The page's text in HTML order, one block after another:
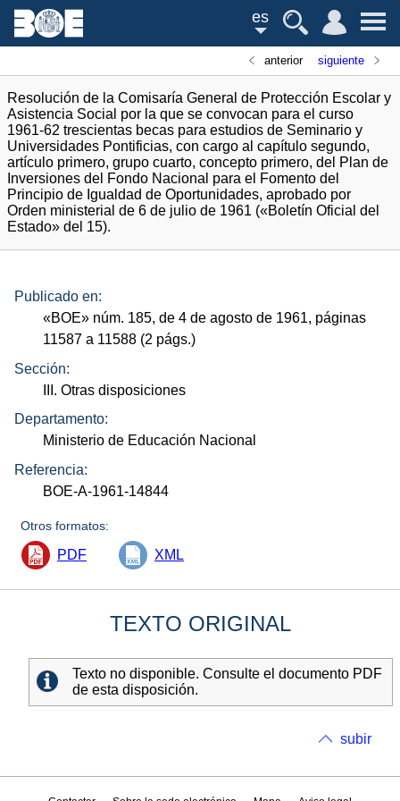
es
anterior siguiente
Resolución de la Comisaría General de Protección Escolar y
Asistencia Social por la que se convocan para el curso
1961-62 trescientas becas para estudios de Seminario y
Universidades Pontificias, con cargo al capítulo segundo,
artículo primero, grupo cuarto, concepto primero, del Plan de
Inversiones del Fondo Nacional para el Fomento del
Principio de Igualdad de Oportunidades, aprobado por
Orden ministerial de 6 de julio de 1961 («Boletín Oficial del
Estado» del 15).
Publicado en:
«BOE» núm. 185, de 4 de agosto de 1961, páginas
11587 a 11588 (2 págs.)
Sección:
III. Otras disposiciones
Departamento:
Ministerio de Educación Nacional
Referencia:
BOE-A-1961-14844
Otros formatos:
PDF XML
TEXTO ORIGINAL
Texto no disponible. Consulte el documento PDF
de esta disposición.
subir